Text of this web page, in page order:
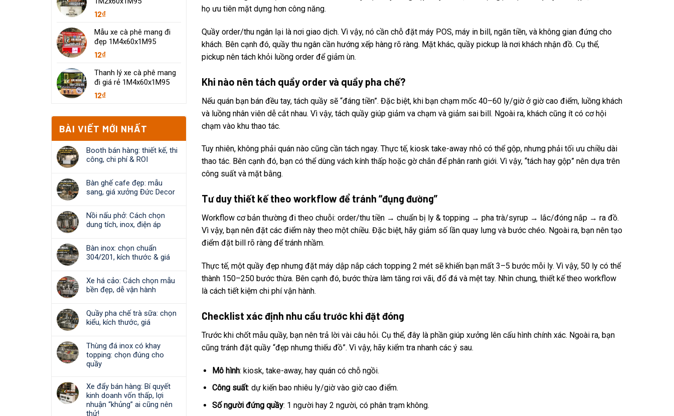
12₫
Mẫu xe cà phê mang đi
đẹp 1M4x60x1M95
12₫
Thanh lý xe cà phê mang
đi giá rẻ 1M4x60x1M95
12₫
BÀI VIẾT MỚI NHẤT
Booth bán hàng: thiết kế, thi
công, chi phí & ROI
Bàn ghế cafe đẹp: mẫu
sang, giá xưởng Đức Decor
Nồi nấu phở: Cách chọn
dung tích, inox, điện áp
Bàn inox: chọn chuẩn
304/201, kích thước & giá
Xe há cảo: Cách chọn mẫu
bền đẹp, dễ vận hành
Quầy pha chế trà sữa: chọn
kiểu, kích thước, giá
Thùng đá inox có khay
topping: chọn đúng cho
quầy
Xe đẩy bán hàng: Bí quyết
kinh doanh vốn thấp, lợi
nhuận “khủng” ai cũng nên
thử!
họ ưu tiên mặt dựng hơn công năng.
Quầy order/thu ngân lại là nơi giao dịch. Vì vậy, nó cần chỗ đặt máy POS, máy in bill, ngăn tiền, và không gian đứng cho
khách. Bên cạnh đó, quầy thu ngân cần hướng xếp hàng rõ ràng. Mặt khác, quầy pickup là nơi khách nhận đồ. Cụ thể,
pickup nên tách khỏi luồng order để giảm ùn.
Khi nào nên tách quầy order và quầy pha chế?
Nếu quán bạn bán đều tay, tách quầy sẽ “đáng tiền”. Đặc biệt, khi bạn chạm mốc 40–60 ly/giờ ở giờ cao điểm, luồng khách
và luồng nhân viên dễ cắt nhau. Vì vậy, tách quầy giúp giảm va chạm và giảm sai bill. Ngoài ra, khách cũng ít có cơ hội
chạm vào khu thao tác.
Tuy nhiên, không phải quán nào cũng cần tách ngay. Thực tế, kiosk take-away nhỏ có thể gộp, nhưng phải tối ưu chiều dài
thao tác. Bên cạnh đó, bạn có thể dùng vách kính thấp hoặc gờ chắn để phân ranh giới. Vì vậy, “tách hay gộp” nên dựa trên
công suất và mặt bằng.
Tư duy thiết kế theo workflow để tránh “đụng đường”
Workflow cơ bản thường đi theo chuỗi: order/thu tiền → chuẩn bị ly & topping → pha trà/syrup → lắc/đóng nắp → ra đồ.
Vì vậy, bạn nên đặt các điểm này theo một chiều. Đặc biệt, hãy giảm số lần quay lưng và bước chéo. Ngoài ra, bạn nên tạo
điểm đặt bill rõ ràng để tránh nhầm.
Thực tế, một quầy đẹp nhưng đặt máy dập nắp cách topping 2 mét sẽ khiến bạn mất 3–5 bước mỗi ly. Vì vậy, 50 ly có thể
thành 150–250 bước thừa. Bên cạnh đó, bước thừa làm tăng rơi vãi, đổ đá và mệt tay. Nhìn chung, thiết kế theo workflow
là cách tiết kiệm chi phí vận hành.
Checklist xác định nhu cầu trước khi đặt đóng
Trước khi chốt mẫu quầy, bạn nên trả lời vài câu hỏi. Cụ thể, đây là phần giúp xưởng lên cấu hình chính xác. Ngoài ra, bạn
cũng tránh đặt quầy “đẹp nhưng thiếu đồ”. Vì vậy, hãy kiểm tra nhanh các ý sau.
Mô hình: kiosk, take-away, hay quán có chỗ ngồi.
Công suất: dự kiến bao nhiêu ly/giờ vào giờ cao điểm.
Số người đứng quầy: 1 người hay 2 người, có phân trạm không.